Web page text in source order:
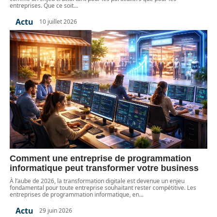
entreprises. Que ce soit…
Actu 10 juillet 2026
Comment une entreprise de programmation
informatique peut transformer votre business
À l’aube de 2026, la transformation digitale est devenue un enjeu
fondamental pour toute entreprise souhaitant rester compétitive. Les
entreprises de programmation informatique, en…
Actu 29 juin 2026